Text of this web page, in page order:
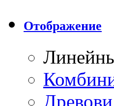
Отображение